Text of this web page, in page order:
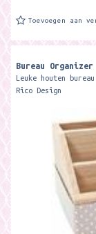
Toevoegen aan
Bureau
Leuke houten
Rico Design